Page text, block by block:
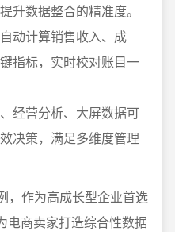
升数据整合的精准度。
动计算销售收入、成
指标，实时校对账目一
经营分析、大屏数据可
决策，满足多维度管理
，作为高成长型企业首选
电商卖家打造综合性数据